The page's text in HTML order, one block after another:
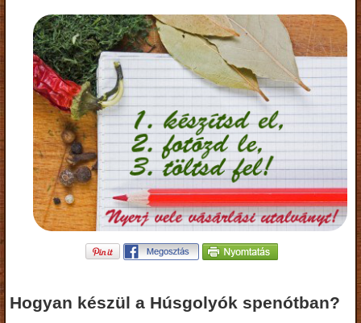
Hogyan készül a Húsgolyók spenótban?